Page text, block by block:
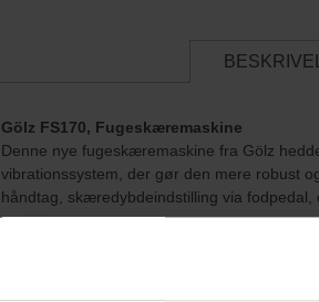
Gölz FS170, Fugeskæremaskine
Denne nye fugeskæremaskine fra Gölz
vibrationssystem, der gør den mere robust
håndtag, skæredybdeindstilling via